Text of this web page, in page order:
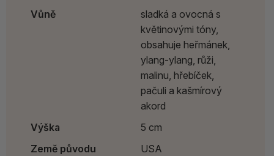
Vůně
sladká a ovocná s
květinovými tóny,
obsahuje heřmánek,
ylang-ylang, růži,
malinu, hřebíček,
pačuli a kašmírový
akord
Výška
5 cm
Země původu
USA